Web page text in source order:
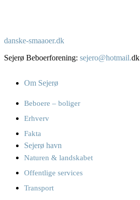
danske-smaaoer.dk
Sejerø Beboerforening: sejero@hotmail.dk
Om Sejerø
Beboere – boliger
Erhverv
Fakta
Sejerø havn
Naturen & landskabet
Offentlige services
Transport